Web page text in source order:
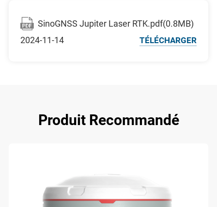
SinoGNSS Jupiter Laser RTK.pdf(0.8MB)
2024-11-14
TÉLÉCHARGER
Produit Recommandé